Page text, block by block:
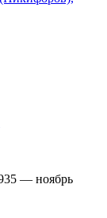
— ноябрь